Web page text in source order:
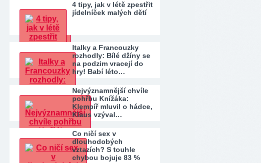
4 tipy, jak v létě zpestřit
jídelníček malých dětí
Italky a Francouzky
rozhodly: Bílé džíny se
na podzim vracejí do
hry! Babí léto…
Nejvýznamnější chvíle
pohřbu Knížáka:
Klempíř mluvil o hádce,
Klaus vzýval…
Co ničí sex v
dlouhodobých
vztazích? S touhle
chybou bojuje 83 %